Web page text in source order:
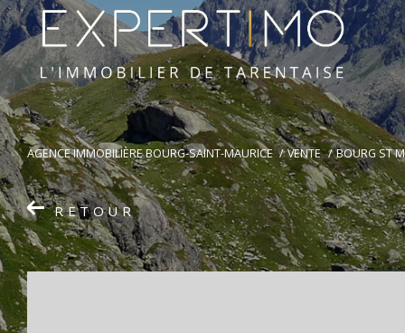
AGENCE IMMOBILIÈRE BOURG-SAINT-MAURICE VENTE BOURG ST
RETOUR